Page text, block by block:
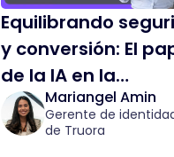
Equilibrando
y conversión: El
de la IA en la
prevención del
Mariangel Amin
Gerente de
de Truora